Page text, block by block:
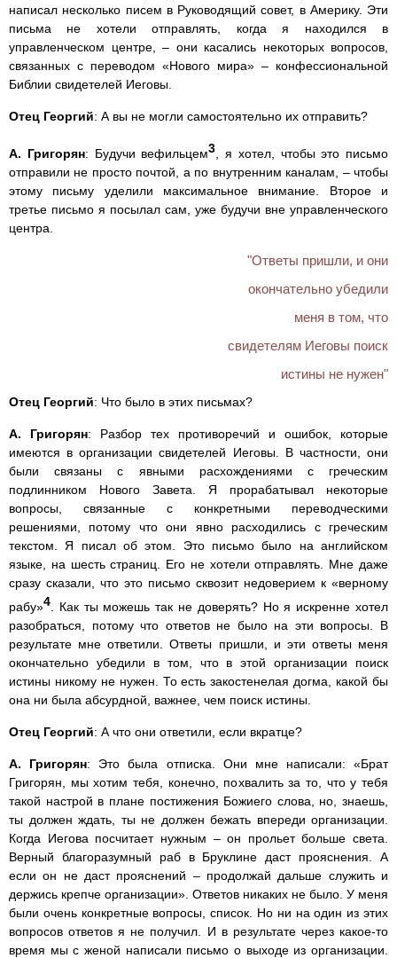
написал несколько писем в Руководящий совет, в Америку. Эти
письма не хотели отправлять, когда я находился в
управленческом центре, – они касались некоторых вопросов,
связанных с переводом «Нового мира» – конфессиональной
Библии свидетелей Иеговы.
Отец Георгий: А вы не могли самостоятельно их отправить?
А. Григорян: Будучи вефильцем3 , я хотел, чтобы это письмо
отправили не просто почтой, а по внутренним каналам, – чтобы
этому письму уделили максимальное внимание. Второе и
третье письмо я посылал сам, уже будучи вне управленческого
центра.
"Ответы пришли, и они
окончательно убедили
меня в том, что
свидетелям Иеговы поиск
истины не нужен"
Отец Георгий: Что было в этих письмах?
А. Григорян: Разбор тех противоречий и ошибок, которые
имеются в организации свидетелей Иеговы. В частности, они
были связаны с явными расхождениями с греческим
подлинником Нового Завета. Я прорабатывал некоторые
вопросы, связанные с конкретными переводческими
решениями, потому что они явно расходились с греческим
текстом. Я писал об этом. Это письмо было на английском
языке, на шесть страниц. Его не хотели отправлять. Мне даже
сразу сказали, что это письмо сквозит недоверием к «верному
рабу»4 . Как ты можешь так не доверять? Но я искренне хотел
разобраться, потому что ответов не было на эти вопросы. В
результате мне ответили. Ответы пришли, и эти ответы меня
окончательно убедили в том, что в этой организации поиск
истины никому не нужен. То есть закостенелая догма, какой бы
она ни была абсурдной, важнее, чем поиск истины.
Отец Георгий: А что они ответили, если вкратце?
А. Григорян: Это была отписка. Они мне написали: «Брат
Григорян, мы хотим тебя, конечно, похвалить за то, что у тебя
такой настрой в плане постижения Божиего слова, но, знаешь,
ты должен ждать, ты не должен бежать впереди организации.
Когда Иегова посчитает нужным – он прольет больше света.
Верный благоразумный раб в Бруклине даст прояснения. А
если он не даст прояснений – продолжай дальше служить и
держись крепче организации». Ответов никаких не было. У меня
были очень конкретные вопросы, список. Но ни на один из этих
вопросов ответов я не получил. И в результате через какое-то
время мы с женой написали письмо о выходе из организации.